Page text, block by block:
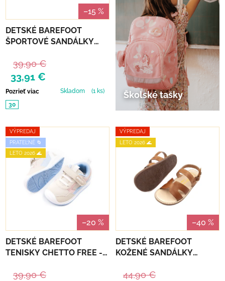
–15 %
DETSKÉ BAREFOOT
ŠPORTOVÉ SANDÁLKY
33,91 €
39,90 €
Pozrieť viac Skladom
(1 ks)
30
Školské tašky
VÝPREDAJ
PRATEĽNÉ 🌀
LETO 2026 🌊
–20 %
DETSKÉ BAREFOOT
TENISKY CHETTO FREE -
39,90 €
VÝPREDAJ
LETO 2026 🌊
–40 %
DETSKÉ BAREFOOT
KOŽENÉ SANDÁLKY
44,90 €